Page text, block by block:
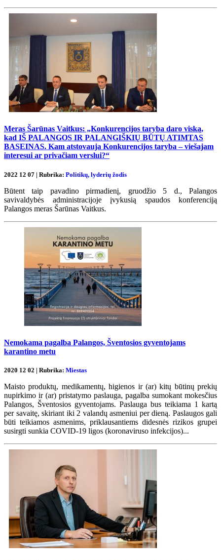
Meras Šarūnas Vaitkus: „Konkurencijos taryba daro viską,
kad IŠ PALANGOS IR PALANGIŠKIŲ BŪTŲ ATIMTAS
BASEINAS. Kam atstovauja Konkurencijos taryba – viešajam
interesui ar privačiam verslui?“
2022 12 07 | Rubrika: Politikų, lyderių žodis
Būtent taip pavadino pirmadienį, gruodžio 5 d., Palangos
savivaldybės administracijoje įvykusią spaudos konferenciją
Palangos meras Šarūnas Vaitkus.
Nemokama pagalba Palangos, Šventosios gyventojams
karantino metu
2020 12 02 | Rubrika: Miestas
Maisto produktų, medikamentų, higienos ir (ar) kitų būtinų prekių
nupirkimo ir (ar) pristatymo paslauga, pagalba sumokant mokesčius
Palangos, Šventosios gyventojams. Paslauga bus teikiama 1 kartą
per savaitę, skiriant iki 2 valandų asmeniui per dieną. Paslaugos gali
būti teikiamos asmenims, priklausantiems didesnės rizikos grupei
susirgti sunkia COVID-19 ligos (koronaviruso infekcijos)...